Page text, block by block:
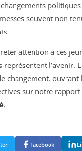
souvent non
attention à ces
représentent l’avenir.
changement, ouvrant
sur notre rapport
.
Facebook